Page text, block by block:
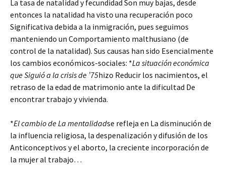
La tasa de natalidad y fecundidad Son muy bajas, desde
entonces la natalidad ha visto una recuperación poco
Significativa debida a la inmigración, pues seguimos
manteniendo un Comportamiento malthusiano (de
control de la natalidad). Sus causas han sido Esencialmente
los cambios económicos-sociales: *La situación económica
que Siguió a la crisis de ’75hizo Reducir los nacimientos, el
retraso de la edad de matrimonio ante la dificultad De
encontrar trabajo y vivienda.
*El cambio de La mentalidadse refleja en La disminución de
la influencia religiosa, la despenalización y difusión de los
Anticonceptivos y el aborto, la creciente incorporación de
la mujer al trabajo…